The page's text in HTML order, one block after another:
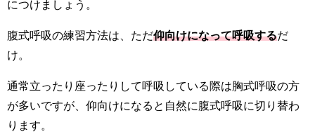
につけましょう。
腹式呼吸の練習方法は、ただ仰向けになって呼吸するだ
け。
通常立ったり座ったりして呼吸している際は胸式呼吸の方
が多いですが、仰向けになると自然に腹式呼吸に切り替わ
ります。